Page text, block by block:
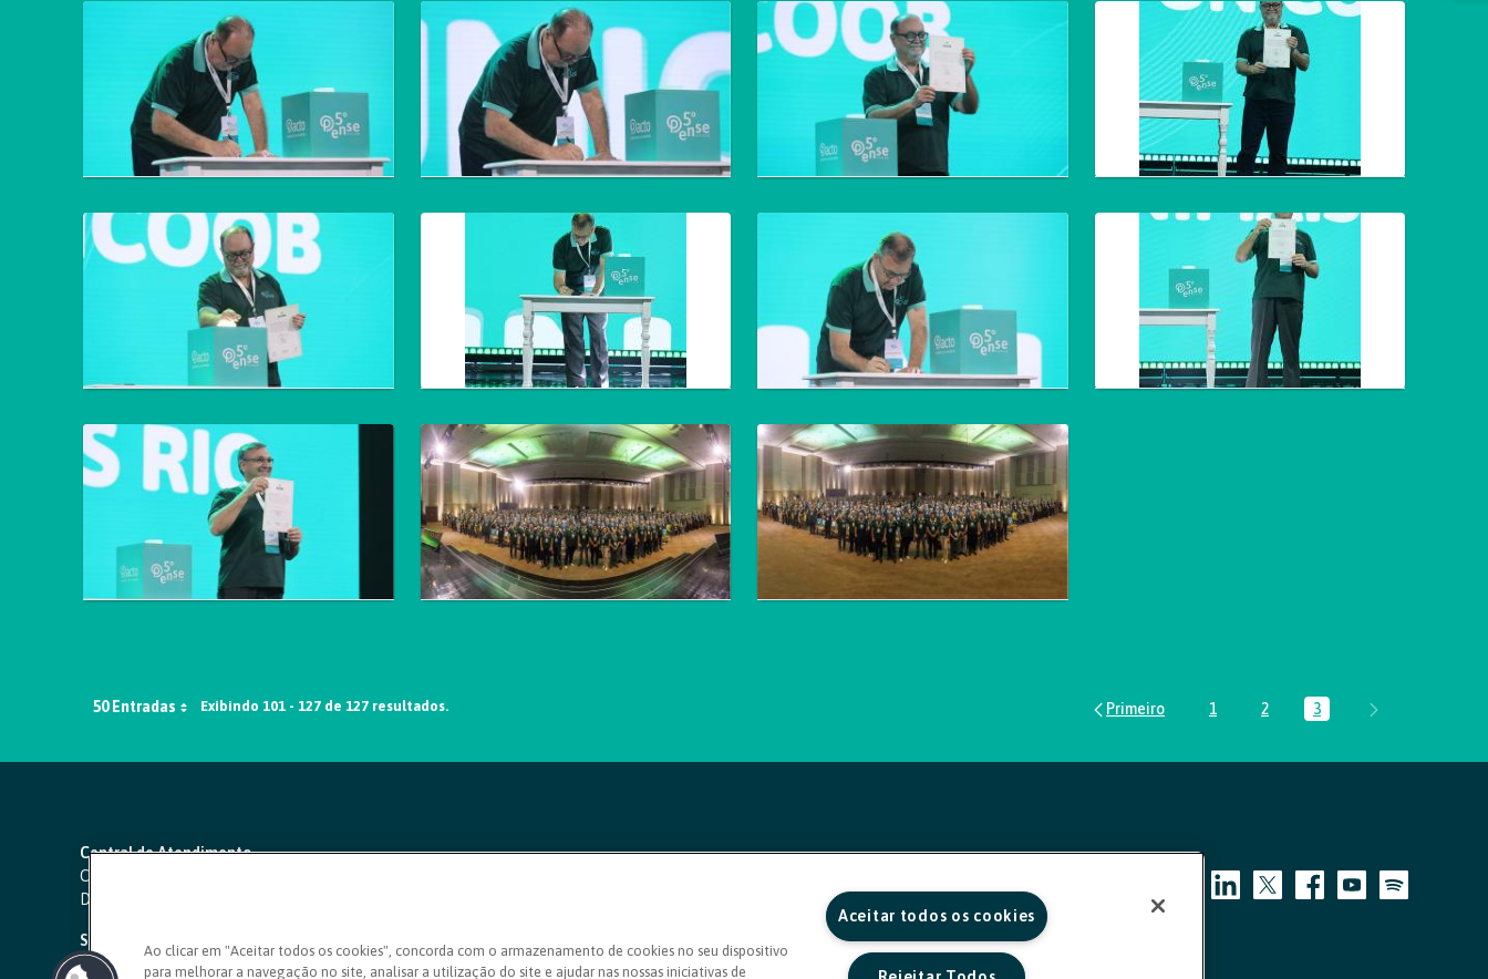
50 Entradas Exibindo 101 - 127 de 127 resultados.
Página
1 Página
2 Página
3
Central de Atendimento
Capitais e regiões metropolitanas:
Demais localidades:
SAC 24 horas
Ao clicar em "Aceitar todos os cookies", concorda com o armazenamento de cookies no seu dispositivo
para melhorar a navegação no site, analisar a utilização do site e ajudar nas nossas iniciativas de
Aceitar todos os cookies